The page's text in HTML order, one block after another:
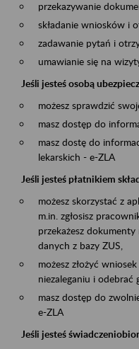
przekazywanie
składanie wniosków i
zadawanie pytań i
umawianie się na
Jeśli jesteś osobą
możesz sprawdzić
masz dostęp do
masz dostę do
lekarskich - e-ZLA
Jeśli jesteś płatnikiem
możesz skorzystać z
m.in. zgłosisz
przekażesz
danych z bazy ZUS,
możesz złożyć
niezaleganiu i odebrać
masz dostęp do
e-ZLA
Jeśli jesteś